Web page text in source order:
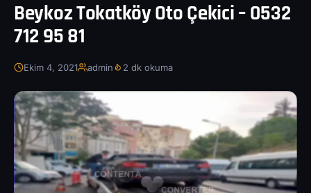
Beykoz Tokatköy Oto Çekici – 0532
712 95 81
Ekim 4, 2021 admin 2 dk okuma